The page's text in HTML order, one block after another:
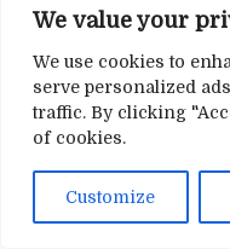
We value your
We use cookies to
serve personalized
traffic. By clicking
of cookies.
Customize